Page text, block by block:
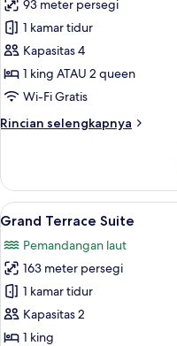
untuk
Master
Suite
Ocean
View
93 meter persegi
1 kamar tidur
Kapasitas 4
1 king ATAU 2 queen
Wi-Fi Gratis
Rincian selengkapnya
Rincian
Master
Suite
Ocean
Lihat
semua
foto
untuk
Grand
Terrace
Suite
6
Grand Terrace Suite
Pemandangan laut
163 meter persegi
1 kamar tidur
Kapasitas 2
1 king